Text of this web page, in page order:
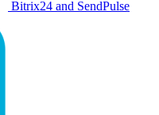
Bitrix24 and SendPulse